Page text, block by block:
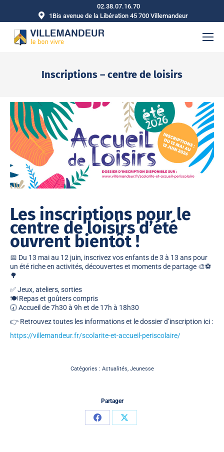
02.38.07.16.70
1Bis avenue de la Libération 45 700 Villemandeur
Inscriptions – centre de loisirs
Les inscriptions pour le
centre de loisirs d’été
ouvrent bientôt !
📅 Du 13 mai au 12 juin, inscrivez vos enfants de 3 à 13 ans pour
un été riche en activités, découvertes et moments de partage 🎨⚽
🌳
✅ Jeux, ateliers, sorties
🍽️ Repas et goûters compris
🕢 Accueil de 7h30 à 9h et de 17h à 18h30
👉 Retrouvez toutes les informations et le dossier d’inscription ici :
https://villemandeur.fr/scolarite-et-accueil-periscolaire/
Catégories : Actualités, Jeunesse
Partager
PartagerPartager